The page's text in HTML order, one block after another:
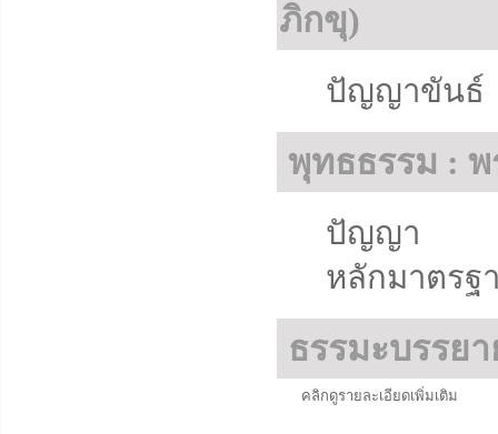
ภิกขุ)
ปัญญาขันธ์
พุทธธรรม :
ปัญญา
หลักมาตรฐ
ธรรมะบรรยา
คลิกดูรายละเอียดเพิ่มเติม